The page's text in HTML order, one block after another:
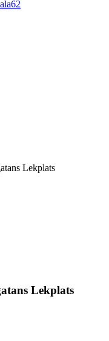
62
Lekplats
Lekplats